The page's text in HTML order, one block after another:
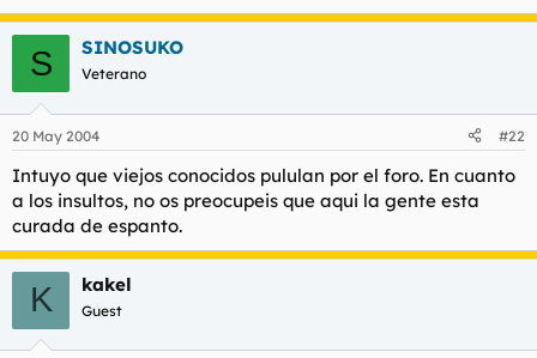
S SINOSUKO
Veterano
20 May 2004 #22
Intuyo que viejos conocidos pululan por el foro. En cuanto
a los insultos, no os preocupeis que aqui la gente esta
curada de espanto.
K kakel
Guest